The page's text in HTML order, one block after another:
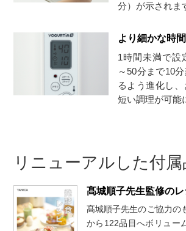
分）が示されま
より細かな時
1時間未満で設
～50分まで10
るよう進化し
短い調理が可能
リニューアルした付属
髙城順子先生監修の
髙城順子先生のご協力の
から122品目へボリュー